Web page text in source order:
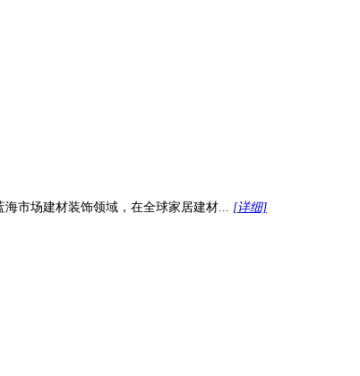
市场建材装饰领域，在全球家居建材... [详细]